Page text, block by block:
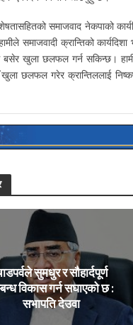
समाजवाद नेकपाको
समाजवादी क्रान्तिको
खुला छलफल गर्न सकिन्छ।
खुला छलफल गरेर क्रान्तिललाई
सुमधुर र सौहार्दपूर्ण
विकास गर्न सघाएको छ :
सभापति देउवा